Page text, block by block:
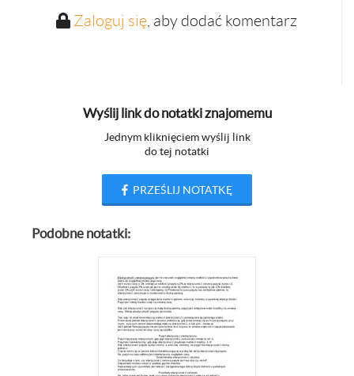
Zaloguj się, aby dodać komentarz
Wyślij link do notatki znajomemu
Jednym kliknięciem wyślij link
do tej notatki
PRZEŚLIJ NOTATKĘ
Podobne notatki: